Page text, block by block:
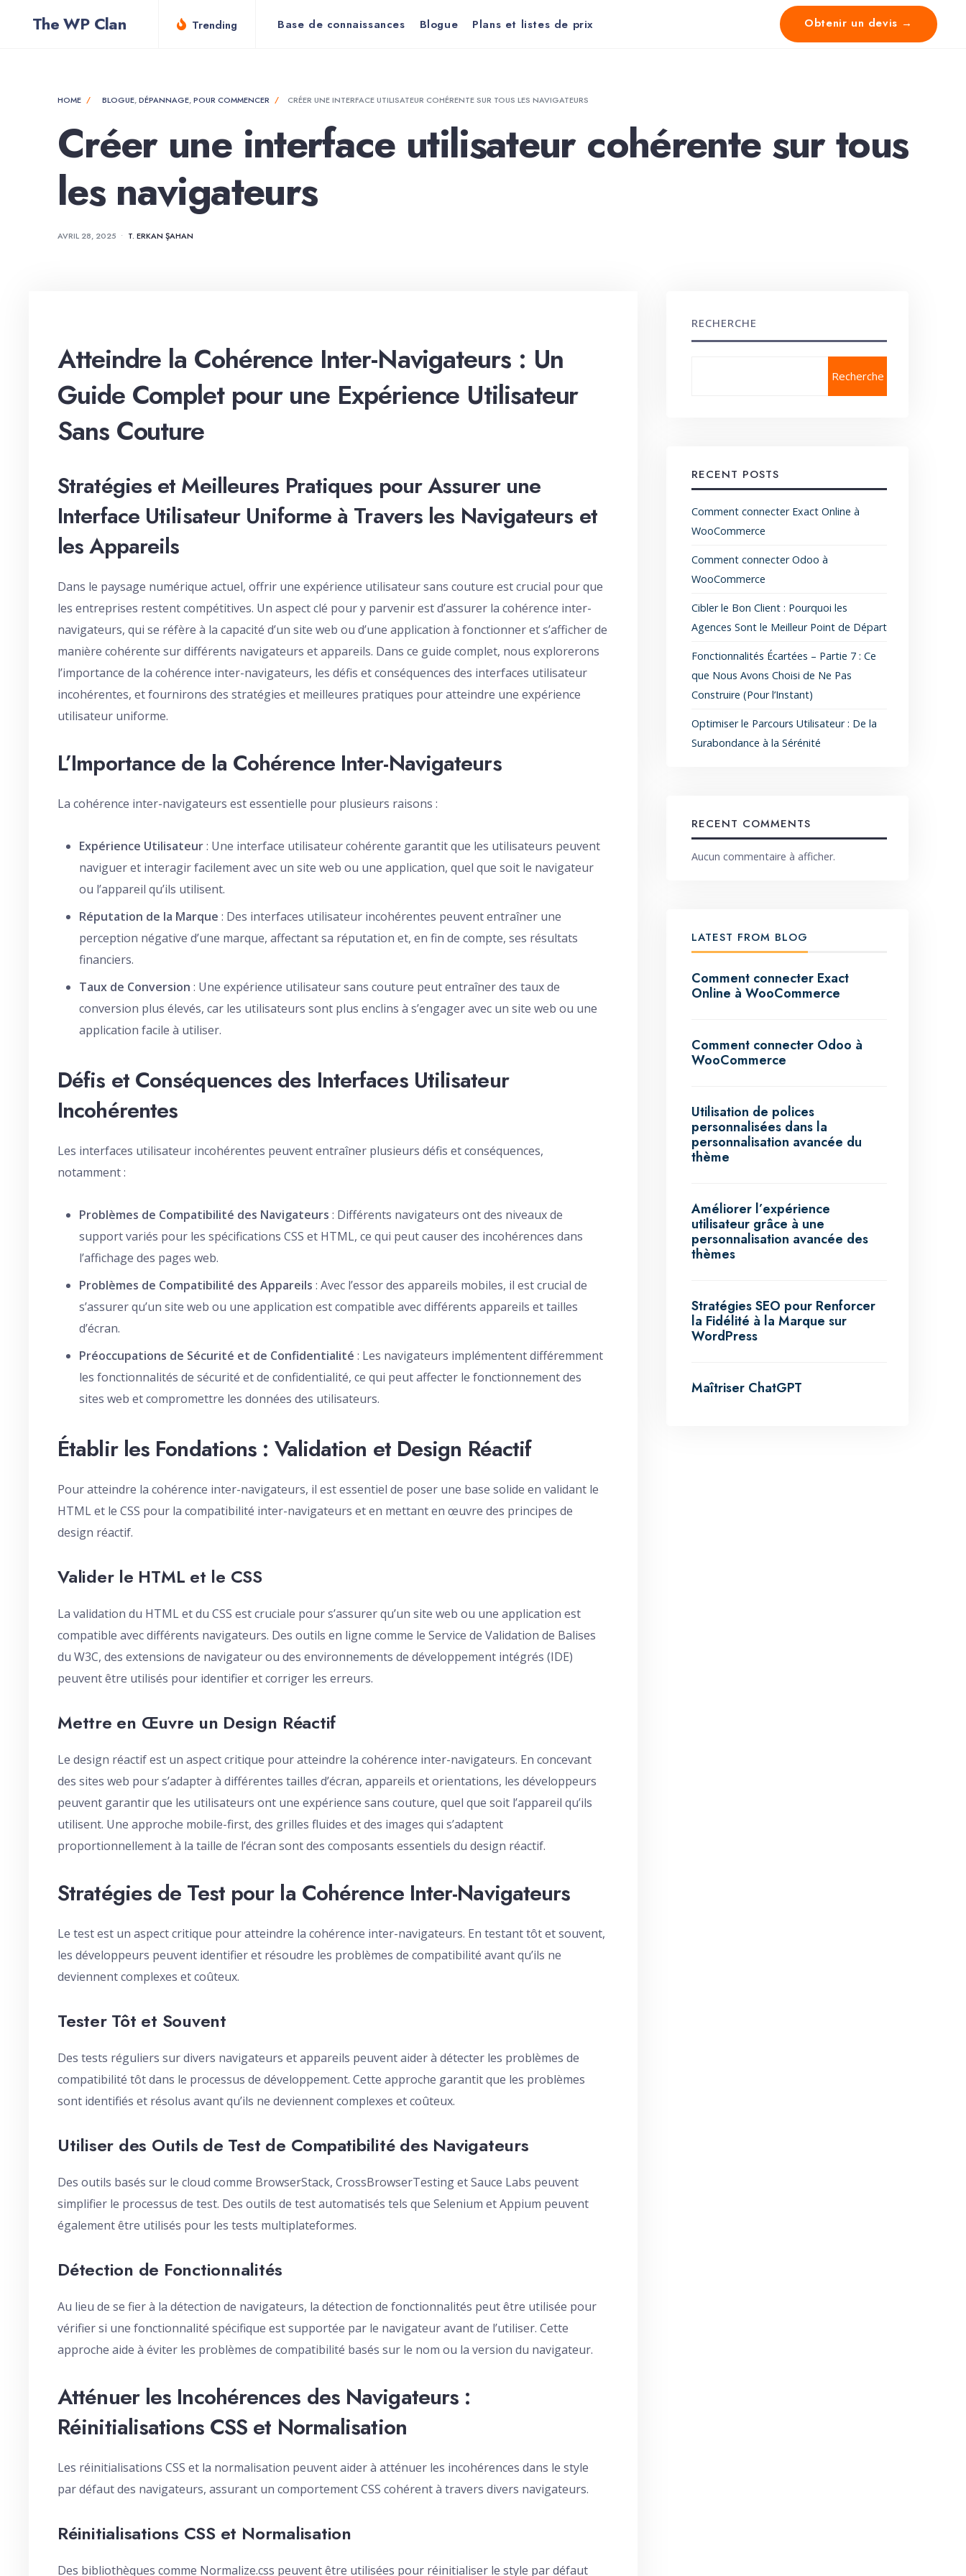
The WP Clan Trending Base de connaissances Blogue Plans et listes de prix Obtenir un devis →
HOME BLOGUE,DÉPANNAGE,POUR COMMENCER CRÉER UNE INTERFACE UTILISATEUR COHÉRENTE SUR TOUS LES NAVIGATEURS
Créer une interface utilisateur cohérente sur tous
les navigateurs
AVRIL 28, 2025 • T. ERKAN ŞAHAN
Atteindre la Cohérence Inter-Navigateurs : Un
Guide Complet pour une Expérience Utilisateur
Sans Couture
Stratégies et Meilleures Pratiques pour Assurer une
Interface Utilisateur Uniforme à Travers les Navigateurs et
les Appareils
Dans le paysage numérique actuel, offrir une expérience utilisateur sans couture est crucial pour que
les entreprises restent compétitives. Un aspect clé pour y parvenir est d’assurer la cohérence inter-
navigateurs, qui se réfère à la capacité d’un site web ou d’une application à fonctionner et s’afficher de
manière cohérente sur différents navigateurs et appareils. Dans ce guide complet, nous explorerons
l’importance de la cohérence inter-navigateurs, les défis et conséquences des interfaces utilisateur
incohérentes, et fournirons des stratégies et meilleures pratiques pour atteindre une expérience
utilisateur uniforme.
L’Importance de la Cohérence Inter-Navigateurs
La cohérence inter-navigateurs est essentielle pour plusieurs raisons :
Expérience Utilisateur: Une interface utilisateur cohérente garantit que les utilisateurs peuvent
naviguer et interagir facilement avec un site web ou une application, quel que soit le navigateur
ou l’appareil qu’ils utilisent.
Réputation de la Marque : Des interfaces utilisateur incohérentes peuvent entraîner une
perception négative d’une marque, affectant sa réputation et, en fin de compte, ses résultats
financiers.
Taux de Conversion : Une expérience utilisateur sans couture peut entraîner des taux de
conversion plus élevés, car les utilisateurs sont plus enclins à s’engager avec un site web ou une
application facile à utiliser.
Défis et Conséquences des Interfaces Utilisateur
Incohérentes
Les interfaces utilisateur incohérentes peuvent entraîner plusieurs défis et conséquences,
notamment :
Problèmes de Compatibilité des Navigateurs : Différents navigateurs ont des niveaux de
support variés pour les spécifications CSS et HTML, ce qui peut causer des incohérences dans
l’affichage des pages web.
Problèmes de Compatibilité des Appareils : Avec l’essor des appareils mobiles, il est crucial de
s’assurer qu’un site web ou une application est compatible avec différents appareils et tailles
d’écran.
Préoccupations de Sécurité et de Confidentialité : Les navigateurs implémentent différemment
les fonctionnalités de sécurité et de confidentialité, ce qui peut affecter le fonctionnement des
sites web et compromettre les données des utilisateurs.
Établir les Fondations : Validation et Design Réactif
Pour atteindre la cohérence inter-navigateurs, il est essentiel de poser une base solide en validant le
HTML et le CSS pour la compatibilité inter-navigateurs et en mettant en œuvre des principes de
design réactif.
Valider le HTML et le CSS
La validation du HTML et du CSS est cruciale pour s’assurer qu’un site web ou une application est
compatible avec différents navigateurs. Des outils en ligne comme le Service de Validation de Balises
du W3C, des extensions de navigateur ou des environnements de développement intégrés (IDE)
peuvent être utilisés pour identifier et corriger les erreurs.
Mettre en Œuvre un Design Réactif
Le design réactif est un aspect critique pour atteindre la cohérence inter-navigateurs. En concevant
des sites web pour s’adapter à différentes tailles d’écran, appareils et orientations, les développeurs
peuvent garantir que les utilisateurs ont une expérience sans couture, quel que soit l’appareil qu’ils
utilisent. Une approche mobile-first, des grilles fluides et des images qui s’adaptent
proportionnellement à la taille de l’écran sont des composants essentiels du design réactif.
Stratégies de Test pour la Cohérence Inter-Navigateurs
Le test est un aspect critique pour atteindre la cohérence inter-navigateurs. En testant tôt et souvent,
les développeurs peuvent identifier et résoudre les problèmes de compatibilité avant qu’ils ne
deviennent complexes et coûteux.
Tester Tôt et Souvent
Des tests réguliers sur divers navigateurs et appareils peuvent aider à détecter les problèmes de
compatibilité tôt dans le processus de développement. Cette approche garantit que les problèmes
sont identifiés et résolus avant qu’ils ne deviennent complexes et coûteux.
Utiliser des Outils de Test de Compatibilité des Navigateurs
Des outils basés sur le cloud comme BrowserStack, CrossBrowserTesting et Sauce Labs peuvent
simplifier le processus de test. Des outils de test automatisés tels que Selenium et Appium peuvent
également être utilisés pour les tests multiplateformes.
Détection de Fonctionnalités
Au lieu de se fier à la détection de navigateurs, la détection de fonctionnalités peut être utilisée pour
vérifier si une fonctionnalité spécifique est supportée par le navigateur avant de l’utiliser. Cette
approche aide à éviter les problèmes de compatibilité basés sur le nom ou la version du navigateur.
Atténuer les Incohérences des Navigateurs :
Réinitialisations CSS et Normalisation
Les réinitialisations CSS et la normalisation peuvent aider à atténuer les incohérences dans le style
par défaut des navigateurs, assurant un comportement CSS cohérent à travers divers navigateurs.
Réinitialisations CSS et Normalisation
Des bibliothèques comme Normalize.css peuvent être utilisées pour réinitialiser le style par défaut
RECHERCHE
Recherche
RECENT POSTS
Comment connecter Exact Online à
WooCommerce
Comment connecter Odoo à
WooCommerce
Cibler le Bon Client : Pourquoi les
Agences Sont le Meilleur Point de Départ
Fonctionnalités Écartées – Partie 7 : Ce
que Nous Avons Choisi de Ne Pas
Construire (Pour l’Instant)
Optimiser le Parcours Utilisateur : De la
Surabondance à la Sérénité
RECENT COMMENTS
Aucun commentaire à afficher.
LATEST FROM BLOG
Comment connecter Exact
Online à WooCommerce
Comment connecter Odoo à
WooCommerce
Utilisation de polices
personnalisées dans la
personnalisation avancée du
thème
Améliorer l’expérience
utilisateur grâce à une
personnalisation avancée des
thèmes
Stratégies SEO pour Renforcer
la Fidélité à la Marque sur
WordPress
Maîtriser ChatGPT